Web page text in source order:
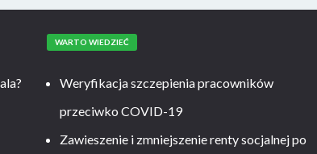
WARTO WIEDZIEĆ
Weryfikacja szczepienia pracowników
przeciwko COVID-19
Zawieszenie i zmniejszenie renty socjalnej po